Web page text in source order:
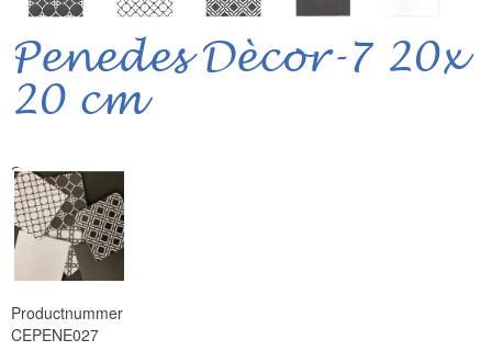
Penedes Dècor-7 20x
20 cm
Serie
Productnummer
CEPENE027